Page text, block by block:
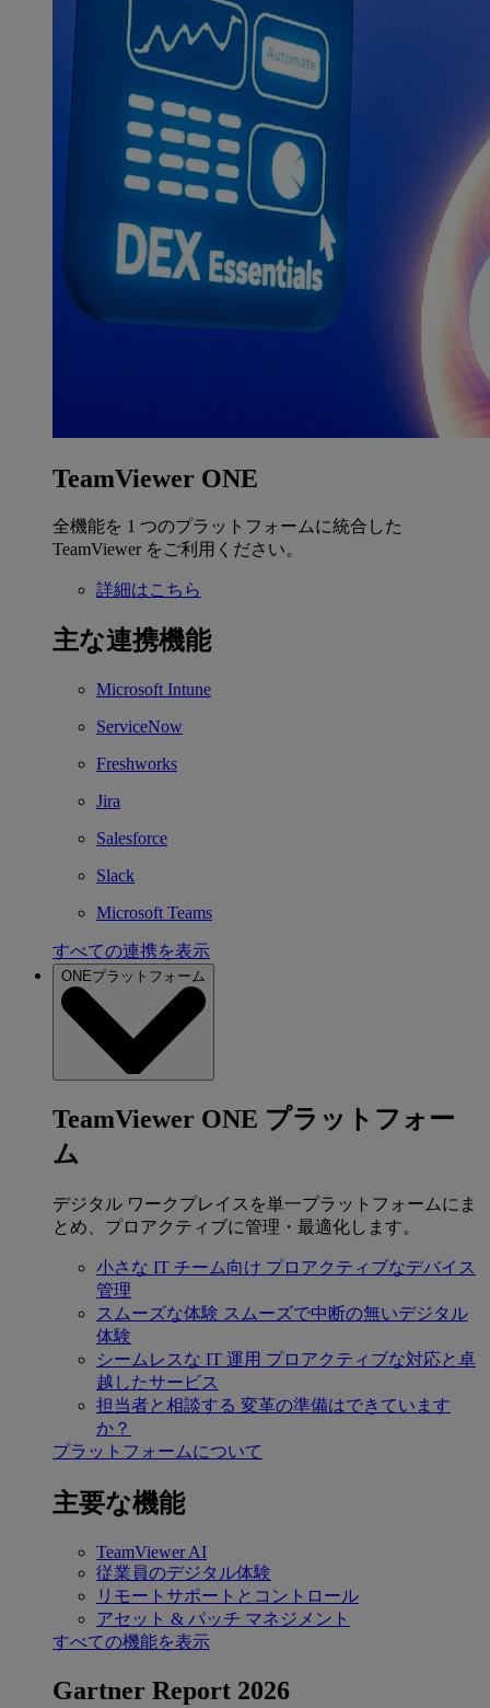
TeamViewer ONE
全機能を 1 つのプラットフォームに統合した
TeamViewer をご利用ください。
詳細はこちら
主な連携機能
Microsoft Intune
ServiceNow
Freshworks
Jira
Salesforce
Slack
Microsoft Teams
すべての連携を表示
ONEプラットフォーム
TeamViewer ONE プラットフォー
ム
デジタル ワークプレイスを単一プラットフォームにま
とめ、プロアクティブに管理・最適化します。
小さな IT チーム向け プロアクティブなデバイス
管理
スムーズな体験 スムーズで中断の無いデジタル
体験
シームレスな IT 運用 プロアクティブな対応と卓
越したサービス
担当者と相談する 変革の準備はできています
か？
プラットフォームについて
主要な機能
TeamViewer AI
従業員のデジタル体験
リモートサポートとコントロール
アセット & パッチ マネジメント
すべての機能を表示
Gartner Report 2026